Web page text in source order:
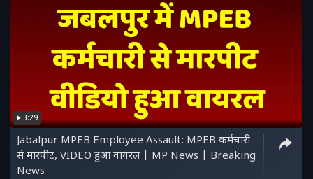
3:29
Jabalpur MPEB Employee Assault: MPEB कर्मचारी
से मारपीट, VIDEO हुआ वायरल | MP News | Breaking
News